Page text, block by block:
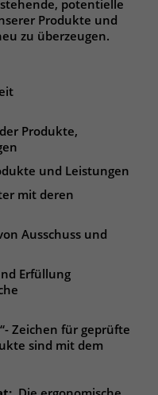
potentielle
Produkte und
zu überzeugen.
Produkte,
und Leistungen
mit deren
Ausschuss und
Erfüllung
Zeichen für geprüfte
sind mit dem
speichern
und weisen
Nummer zu,
Daten werde lokal
gespeichert und
Unternehmen
um temporär